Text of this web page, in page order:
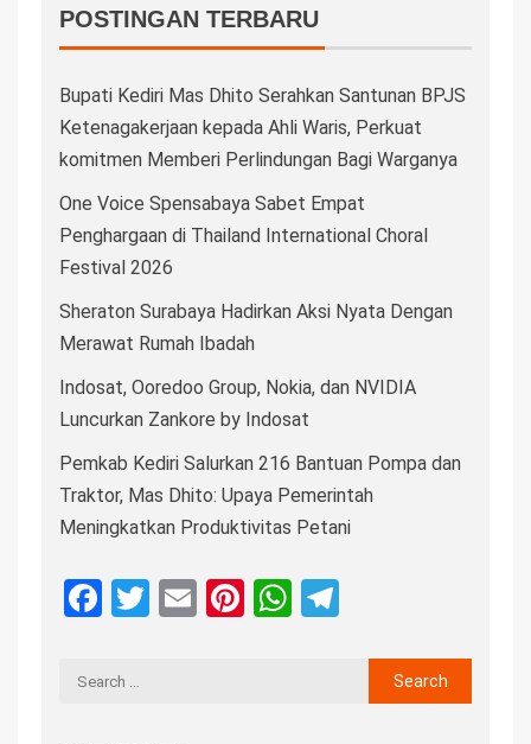
POSTINGAN TERBARU
Bupati Kediri Mas Dhito Serahkan Santunan BPJS
Ketenagakerjaan kepada Ahli Waris, Perkuat
komitmen Memberi Perlindungan Bagi Warganya
One Voice Spensabaya Sabet Empat
Penghargaan di Thailand International Choral
Festival 2026
Sheraton Surabaya Hadirkan Aksi Nyata Dengan
Merawat Rumah Ibadah
Indosat, Ooredoo Group, Nokia, dan NVIDIA
Luncurkan Zankore by Indosat
Pemkab Kediri Salurkan 216 Bantuan Pompa dan
Traktor, Mas Dhito: Upaya Pemerintah
Meningkatkan Produktivitas Petani
Facebook
Twitter
EmailPinterest
WhatsApp